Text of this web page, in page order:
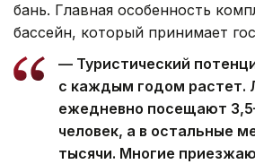
бань. Главная особенность
бассейн, который принимает
— Туристический
с каждым годом растет.
ежедневно посещают
человек, а в остальные
тысячи. Многие